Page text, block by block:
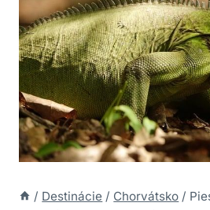
/ Destinácie / Chorvátsko /